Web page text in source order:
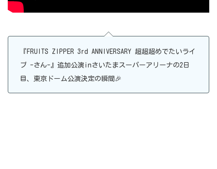
『FRUITS ZIPPER 3rd ANNIVERSARY 超超超めでたいライ
ブ -さん-』追加公演inさいたまスーパーアリーナの2日
目、東京ドーム公演決定の瞬間🎉